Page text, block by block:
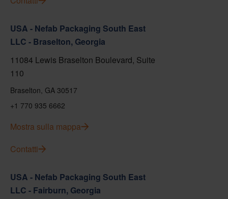
USA - Nefab Packaging South East
LLC - Braselton, Georgia
11084 Lewis Braselton Boulevard, Suite
110
Braselton, GA 30517
+1 770 935 6662
Mostra sulla mappa
Contatti
USA - Nefab Packaging South East
LLC - Fairburn, Georgia